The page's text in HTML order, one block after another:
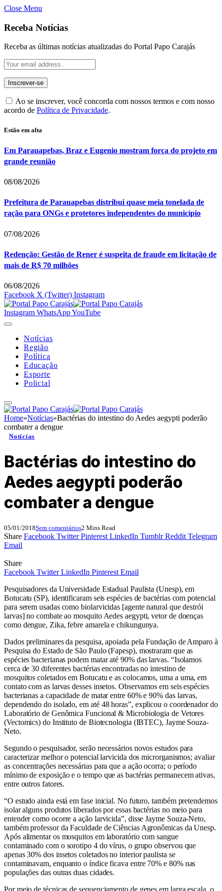
Close Menu
Receba Notícias
Receba as últimas notícias atualizadas do Portal Papo Carajás
Ao se inscrever, você concorda com nossos termos e com nosso
acordo de Política de Privacidade.
Estão em alta
Em Parauapebas, Braz e Eugenio mostram força do projeto em
grande reunião
08/08/2026
Prefeitura de Parauapebas distribui quase meia tonelada de
ração para ONGs e protetores independentes do município
07/08/2026
Redenção: Gestão de Rener é suspeita de fraude em licitação de
mais de R$ 70 milhões
06/08/2026
Facebook X (Twitter) Instagram
Instagram WhatsAppYouTube
Notícias
Região
Política
Educação
Esporte
Policial
Home»Notícias»Bactérias do intestino do Aedes aegypti poderão
combater a dengue
Notícias
Bactérias do intestino do
Aedes aegypti poderão
combater a dengue
05/01/2018Sem comentários2 Mins Read
Share Facebook Twitter Pinterest LinkedIn Tumblr Reddit Telegram
Email
Share
Facebook Twitter LinkedIn Pinterest Email
Pesquisadores da Universidade Estadual Paulista (Unesp), em
Botucatu (SP), identificaram seis espécies de bactérias com potencial
para serem usadas como biolarvicidas [agente natural que destrói
larvas] no combate ao mosquito Aedes aegypti, vetor de doenças
como dengue, Zika, febre amarela e chikungunya.
Dados preliminares da pesquisa, apoiada pela Fundação de Amparo à
Pesquisa do Estado de São Paulo (Fapesp), mostraram que as
espécies bacterianas podem matar até 90% das larvas. “Isolamos
cerca de 30 diferentes bactérias encontradas no intestino de
mosquitos coletados em Botucatu e as colocamos, uma a uma, em
contato com as larvas desses insetos. Observamos em seis espécies
bacterianas a capacidade de matar entre 60% e 90% das larvas,
dependendo do isolado, em até 48 horas”, explicou o coordenador do
Laboratório de Genômica Funcional & Microbiologia de Vetores
(Vectomics) do Instituto de Biotecnologia (IBTEC), Jayme Souza-
Neto.
Segundo o pesquisador, serão necessários novos estudos para
caracterizar melhor o potencial larvicida dos microrganismos; avaliar
as concentrações necessárias para que a ação ocorra; o período
mínimo de exposição e o tempo que as bactérias permanecem ativas,
entre outros fatores.
“O estudo ainda está em fase inicial. No futuro, também pretendemos
isolar alguns produtos liberados por essas bactérias no meio para
entender como ocorre a ação larvicida”, disse Jayme Souza-Neto,
também professor da Faculdade de Ciências Agronômicas da Unesp.
Após alimentar os mosquitos em laboratório com sangue
contaminado com o sorotipo 4 do vírus, o grupo observou que
apenas 30% dos insetos coletados no interior paulista se
contaminavam, enquanto o índice ficava entre 70% e 80% nas
populações das outras duas cidades.
Por meio de técnicas de sequenciamento de genes em larga escala, o